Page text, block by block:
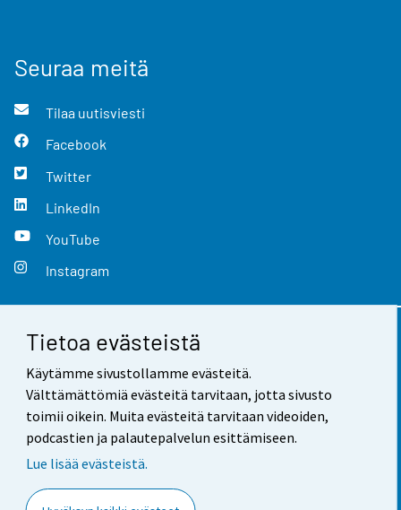
Tietoa evästeistä
Käytämme sivustollamme evästeitä.
Välttämättömiä evästeitä tarvitaan, jotta sivusto
toimii oikein. Muita evästeitä tarvitaan videoiden,
podcastien ja palautepalvelun esittämiseen.
Lue lisää evästeistä.
Seuraa meitä
Tilaa uutisviesti
Facebook
Twitter
LinkedIn
YouTube
Instagram
Yhteystiedot
Palaute
Käyttöehdot
Saavutettavuus